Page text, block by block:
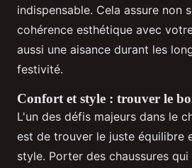
indispensable. Cela assure non
cohérence esthétique avec
aussi une aisance durant les
festivité.
Confort et style : trouver le
L'un des défis majeurs dans le
est de trouver le juste équilibre
style. Porter des chaussures